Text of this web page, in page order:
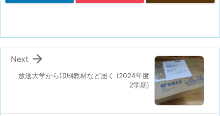
放送大学から印刷教材など届く (2024年度
2学期)

Next